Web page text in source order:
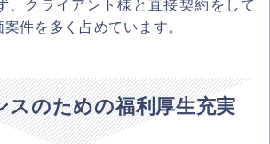
、クライアント様と直接契約をして
件を多く占めています。
スのための福利厚生充実